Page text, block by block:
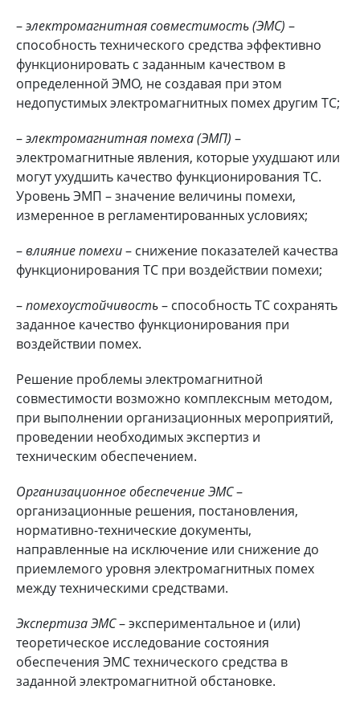
–электромагнитная совместимость (ЭМС) –
способность технического средства эффективно
функционировать с заданным качеством в
определенной ЭМО, не создавая при этом
недопустимых электромагнитных помех другим ТС;
–электромагнитная помеха (ЭМП) –
электромагнитные явления, которые ухудшают или
могут ухудшить качество функционирования ТС.
Уровень ЭМП – значение величины помехи,
измеренное в регламентированных условиях;
–влияние помехи– снижение показателей качества
функционирования ТС при воздействии помехи;
–помехоустойчивость– способность ТС сохранять
заданное качество функционирования при
воздействии помех.
Решение проблемы электромагнитной
совместимости возможно комплексным методом,
при выполнении организационных мероприятий,
проведении необходимых экспертиз и
техническим обеспечением.
Организационное обеспечение ЭМС–
организационные решения, постановления,
нормативно-технические документы,
направленные на исключение или снижение до
приемлемого уровня электромагнитных помех
между техническими средствами.
Экспертиза ЭМС– экспериментальное и (или)
теоретическое исследование состояния
обеспечения ЭМС технического средства в
заданной электромагнитной обстановке.